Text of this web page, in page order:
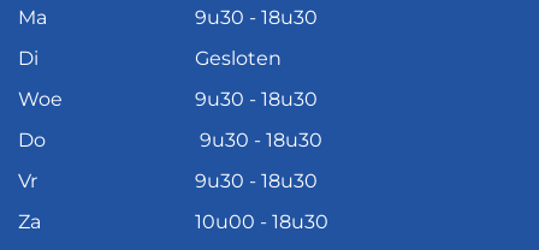
Ma
9u30 - 18u30
Di
Gesloten
Woe
9u30 - 18u30
Do
9u30 - 18u30
Vr
9u30 - 18u30
Za
10u00 - 18u30